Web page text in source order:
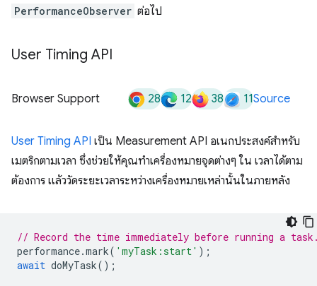
PerformanceObserver ต่อไป
User Timing API
Browser Support 28 12 38 11Source
User Timing API เป็น Measurement API อเนกประสงค์สำหรับ
เมตริกตามเวลา ซึ่งช่วยให้คุณทำเครื่องหมายจุดต่างๆ ใน เวลาได้ตาม
ต้องการ แล้ววัดระยะเวลาระหว่างเครื่องหมายเหล่านั้นในภายหลัง
// Record the time immediately before running a
performance.mark( 'myTask:start' );
await doMyTask();